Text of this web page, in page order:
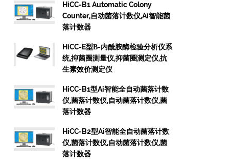
HiCC-B1 Automatic Colony
Counter,自动菌落计数仪,Ai智能菌
落计数器
HiCC-E型β-内酰胺酶检验分析仪系
统,抑菌圈测量仪,抑菌圈测定仪,抗
生素效价测定仪
HiCC-B1型Ai智能全自动菌落计数
仪,菌落计数仪,自动菌落计数仪,菌
落计数器
HiCC-B2型Ai智能全自动菌落计数
仪,菌落计数仪,自动菌落计数仪,菌
落计数器